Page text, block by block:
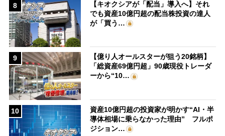
8
【キオクシアが「配当」導入へ】それ
でも資産10億円超の配当株投資の達人
が「買う…
9
【億り人オールスターが狙う20銘柄】
「総資産69億円超」90歳現役トレーダ
ーから“10…
10
資産10億円超の投資家が明かす“AI・半
導体相場に乗らなかった理由” フルポ
ジション…